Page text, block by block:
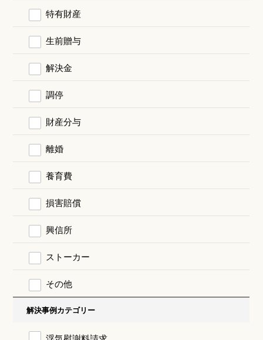
特有財産
生前贈与
解決金
調停
財産分与
離婚
養育費
損害賠償
興信所
ストーカー
その他
解決事例カテゴリー